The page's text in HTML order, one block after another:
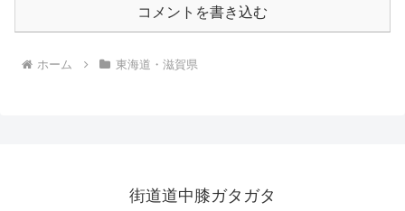
コメントを書き込む
ホーム 東海道・滋賀県
街道道中膝ガタガタ